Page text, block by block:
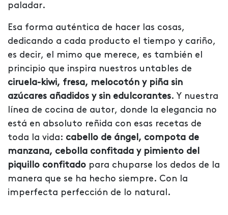
paladar.
Esa forma auténtica de hacer las cosas,
dedicando a cada producto el tiempo y cariño,
es decir, el mimo que merece, es también el
principio que inspira nuestros untables de
ciruela-kiwi, fresa, melocotón y piña sin
azúcares añadidos y sin edulcorantes. Y nuestra
línea de cocina de autor, donde la elegancia no
está en absoluto reñida con esas recetas de
toda la vida: cabello de ángel, compota de
manzana, cebolla confitada y pimiento del
piquillo confitado para chuparse los dedos de la
manera que se ha hecho siempre. Con la
imperfecta perfección de lo natural.